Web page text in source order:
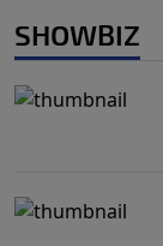
SHOWBIZ